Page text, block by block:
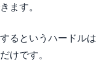
ます。
るというハードルは
けです。